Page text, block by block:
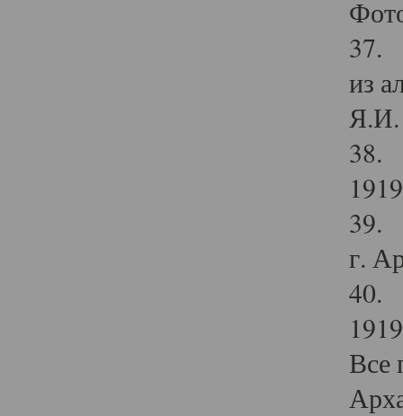
37.
из
Я.И.
38.
39.
г.
40.
Все